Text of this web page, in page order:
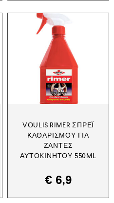
VOULIS RIMER ΣΠΡΈΙ
ΚΑΘΑΡΙΣΜΟΎ ΓΙΑ
ΖΆΝΤΕΣ
ΑΥΤΟΚΙΝΉΤΟΥ 550ML
€ 6,9